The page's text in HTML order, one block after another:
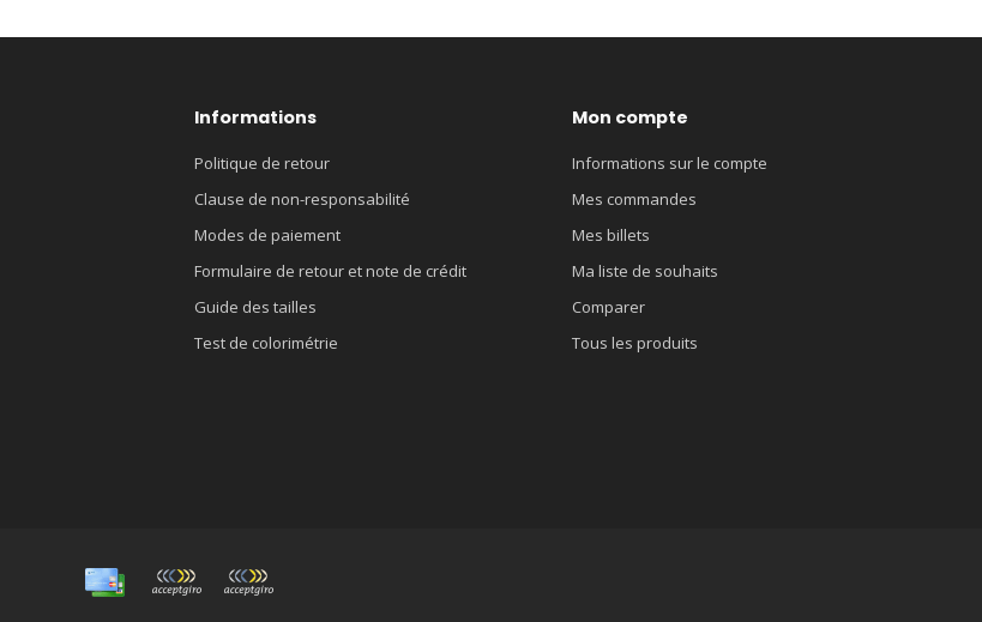
Informations
Politique de retour
Clause de non-responsabilité
Modes de paiement
Formulaire de retour et note de crédit
Guide des tailles
Test de colorimétrie
Mon compte
Informations sur le compte
Mes commandes
Mes billets
Ma liste de souhaits
Comparer
Tous les produits